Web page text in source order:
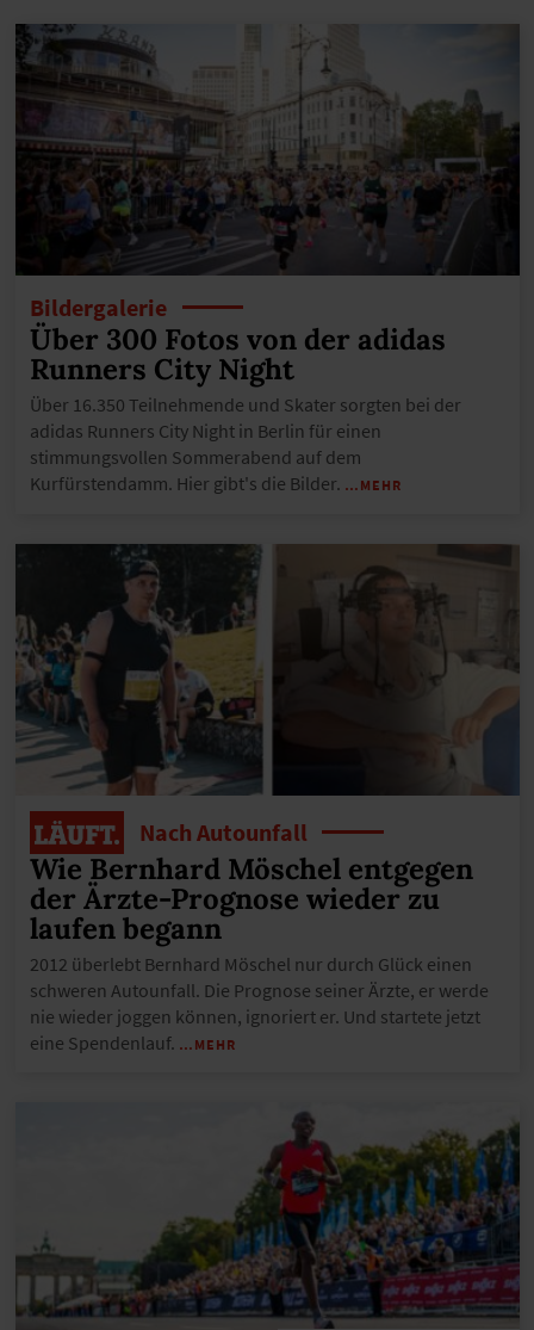
Bildergalerie
Über 300 Fotos von der adidas
Runners City Night
Über 16.350 Teilnehmende und Skater sorgten bei der
adidas Runners City Night in Berlin für einen
stimmungsvollen Sommerabend auf dem
Kurfürstendamm. Hier gibt's die Bilder. …MEHR
Nach Autounfall
Wie Bernhard Möschel entgegen
der Ärzte-Prognose wieder zu
laufen begann
2012 überlebt Bernhard Möschel nur durch Glück einen
schweren Autounfall. Die Prognose seiner Ärzte, er werde
nie wieder joggen können, ignoriert er. Und startete jetzt
eine Spendenlauf. …MEHR